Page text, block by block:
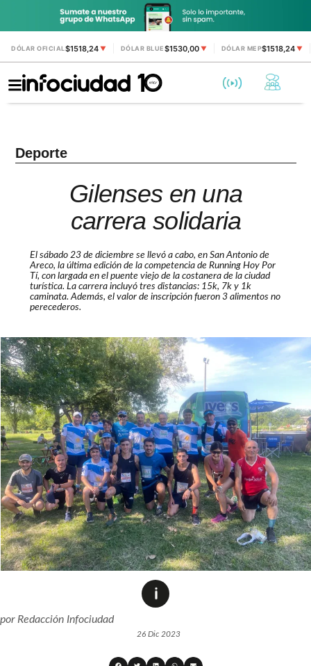
DÓLAR OFICIAL$1518,24 ▼ DÓLAR BLUE$1530,00 ▼ DÓLAR MEP$1518,24▼
Deporte
Gilenses en una
carrera solidaria
El sábado 23 de diciembre se llevó a cabo, en San Antonio de
Areco, la última edición de la competencia de Running Hoy Por
Tí, con largada en el puente viejo de la costanera de la ciudad
turística. La carrera incluyó tres distancias: 15k, 7k y 1k
caminata. Además, el valor de inscripción fueron 3 alimentos no
perecederos.
porRedacción Infociudad
26 Dic 2023